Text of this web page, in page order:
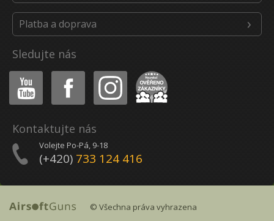
Platba a doprava
Sledujte nás
Youtube Facebook Instagram Heureka
Kontaktujte nás
Volejte Po-Pá, 9-18
(+420) 733 124 416
© Všechna práva vyhrazena